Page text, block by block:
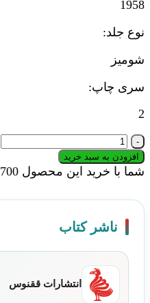
1958
نوع جلد:
شومیز
سری چاپ:
2
کتاب
تاملات
در
ماکیاولی
انتشارات
عدد
افزودن به سبد خرید
شما با خرید این محصول 700
ناشر کتاب
انتشارات ققنوس